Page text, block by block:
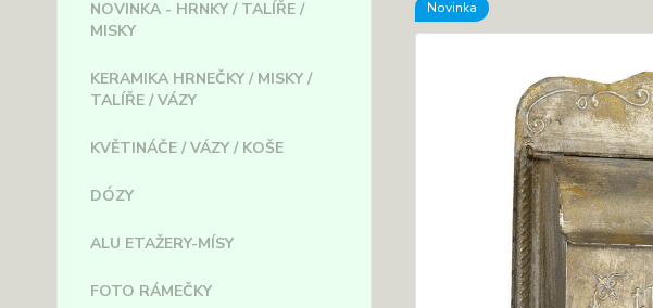
NOVINKA - HRNKY / TALÍŘE /
MISKY
KERAMIKA HRNEČKY / MISKY /
TALÍŘE / VÁZY
KVĚTINÁČE / VÁZY / KOŠE
DÓZY
ALU ETAŽERY-MÍSY
FOTO RÁMEČKY
Novinka